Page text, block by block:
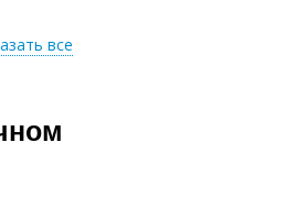
все